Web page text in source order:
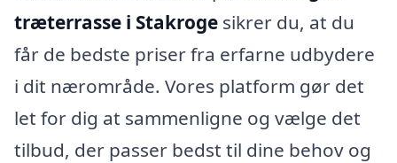
træterrasse i Stakroge sikrer du, at du
får de bedste priser fra erfarne udbydere
i dit nærområde. Vores platform gør det
let for dig at sammenligne og vælge det
tilbud, der passer bedst til dine behov og